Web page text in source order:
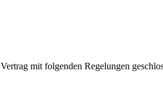
mit folgenden Regelungen